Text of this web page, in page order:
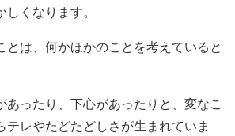
しくなります。
とは、何かほかのことを考えていると
あったり、下心があったりと、変なこ
テレやたどたどしさが生まれていま